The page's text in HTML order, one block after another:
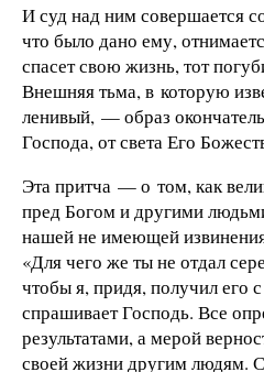
И суд над ним совершается
что было дано ему,
спасет свою жизнь, тот
Внешняя тьма, в которую
ленивый, — образ
Господа, от света Его
Эта притча — о том, как
пред Богом и другими
нашей не имеющей
«Для чего же ты не отдал
чтобы я, придя, получил
спрашивает Господь. Все
результатами, а мерой
своей жизни другим людям.